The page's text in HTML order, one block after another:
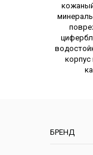
БРЕНД
корпус